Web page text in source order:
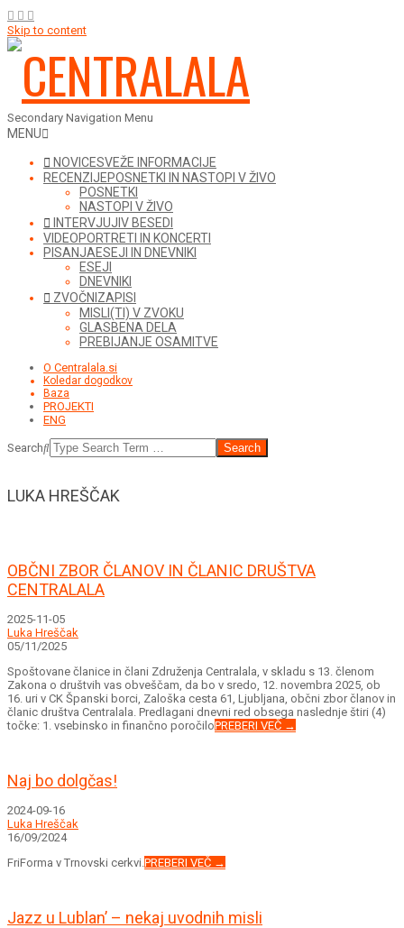
Skip to content
Secondary Navigation Menu
MENU
NOVICESVEŽE INFORMACIJE
RECENZIJEPOSNETKI IN NASTOPI V ŽIVO
POSNETKI
NASTOPI V ŽIVO
INTERVJUJI V BESEDI
VIDEOPORTRETI IN KONCERTI
PISANJAESEJI IN DNEVNIKI
ESEJI
DNEVNIKI
ZVOČNI ZAPISI
MISLI(TI) V ZVOKU
GLASBENA DELA
PREBIJANJE OSAMITVE
O Centralala.si
Koledar dogodkov
Baza
PROJEKTI
ENG
Search
LUKA HREŠČAK
OBČNI ZBOR ČLANOV IN ČLANIC DRUŠTVA
CENTRALALA
2025-11-05
Luka Hreščak
05/11/2025
Spoštovane članice in člani Združenja Centralala, v skladu s 13. členom
Zakona o društvih vas obveščam, da bo v sredo, 12. novembra 2025, ob
16. uri v CK Španski borci, Zaloška cesta 61, Ljubljana, občni zbor članov in
članic društva Centralala. Predlagani dnevni red obsega naslednje štiri (4)
točke: 1. vsebinsko in finančno poročiloPREBERI VEČ →
Naj bo dolgčas!
2024-09-16
Luka Hreščak
16/09/2024
FriForma v Trnovski cerkvi. PREBERI VEČ →
Jazz u Lublan’ – nekaj uvodnih misli